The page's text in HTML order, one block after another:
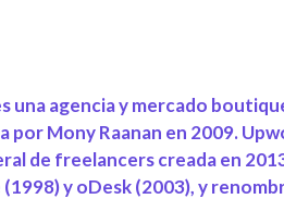
una agencia y mercado
por Mony Raanan en 2009.
de freelancers creada en
y oDesk (2003), y